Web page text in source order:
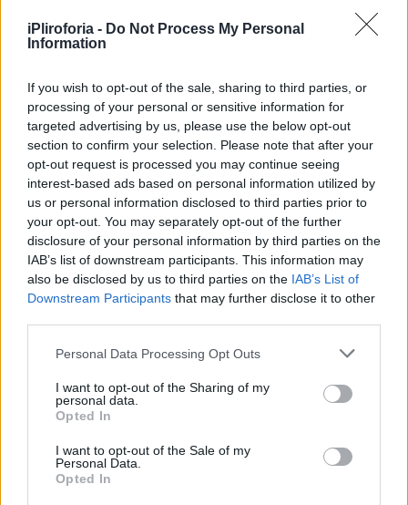
iPliroforia - Do Not Process My Personal
Information
If you wish to opt-out of the sale, sharing to third parties, or
processing of your personal or sensitive information for
targeted advertising by us, please use the below opt-out
section to confirm your selection. Please note that after your
opt-out request is processed you may continue seeing
interest-based ads based on personal information utilized by
us or personal information disclosed to third parties prior to
your opt-out. You may separately opt-out of the further
disclosure of your personal information by third parties on the
IAB’s list of downstream participants. This information may
also be disclosed by us to third parties on the IAB’s List of
Downstream Participants that may further disclose it to other
Personal Data Processing Opt Outs
I want to opt-out of the Sharing of my
personal data.
Opted In
I want to opt-out of the Sale of my
Personal Data.
Opted In
Αλλάξτε κωδικούς τώρα: Επιμένουν οι ειδικοί
για το χακάρισμα – μαμούθ 16 δισ. κωδικών
Τζέφ Μπέζος: Catering χιλίων ευρώ ανά
άτομο, 500 σεφ και όλες οι υπερβολές στον
«γάμο της χλιδής»
Άβολη στιγμή για τη Νατάσσα Μποφίλιου –
Έδιωξε τον πατέρα της για να φωτογραφηθεί
ΗΠΑ ΙΡΑΝ